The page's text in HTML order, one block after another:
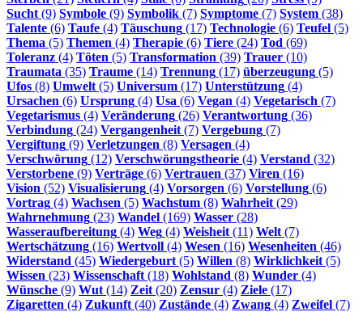
Sucht (9) Symbole (9) Symbolik (7) Symptome (7) System (38)
Talente (6) Taufe (4) Täuschung (17) Technologie (6) Teufel (5)
Thema (5) Themen (4) Therapie (6) Tiere (24) Tod (69)
Toleranz (4) Töten (5) Transformation (39) Trauer (10)
Traumata (35) Traume (14) Trennung (17) überzeugung (5)
Ufos (8) Umwelt (5) Universum (17) Unterstützung (4)
Ursachen (6) Ursprung (4) Usa (6) Vegan (4) Vegetarisch (7)
Vegetarismus (4) Veränderung (26) Verantwortung (36)
Verbindung (24) Vergangenheit (7) Vergebung (7)
Vergiftung (9) Verletzungen (8) Versagen (4)
Verschwörung (12) Verschwörungstheorie (4) Verstand (32)
Verstorbene (9) Verträge (6) Vertrauen (37) Viren (16)
Vision (52) Visualisierung (4) Vorsorgen (6) Vorstellung (6)
Vortrag (4) Wachsen (5) Wachstum (8) Wahrheit (29)
Wahrnehmung (23) Wandel (169) Wasser (28)
Wasseraufbereitung (4) Weg (4) Weisheit (11) Welt (7)
Wertschätzung (16) Wertvoll (4) Wesen (16) Wesenheiten (46)
Widerstand (45) Wiedergeburt (5) Willen (8) Wirklichkeit (5)
Wissen (23) Wissenschaft (18) Wohlstand (8) Wunder (4)
Wünsche (9) Wut (14) Zeit (20) Zensur (4) Ziele (17)
Zigaretten (4) Zukunft (40) Zustände (4) Zwang (4) Zweifel (7)